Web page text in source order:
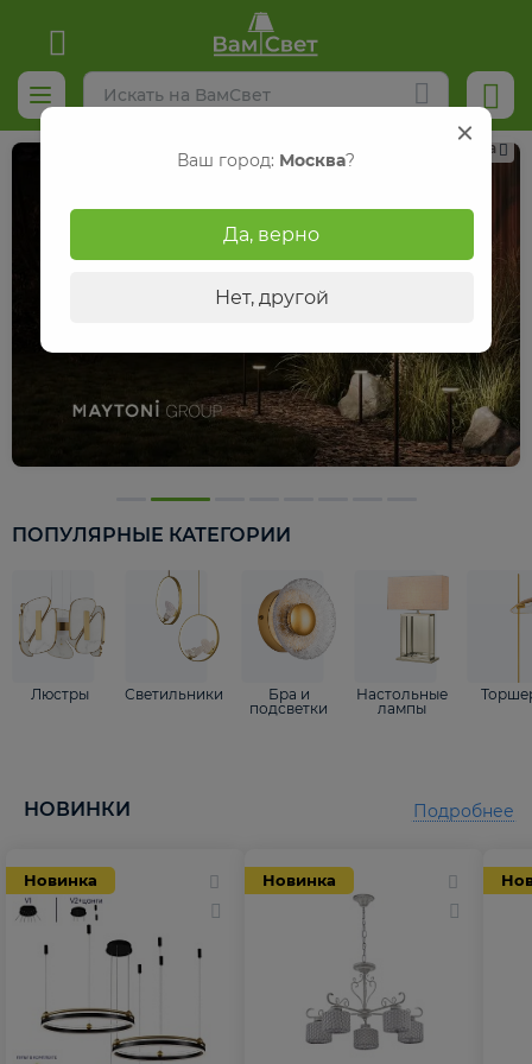
Реклама
ПОПУЛЯРНЫЕ КАТЕГОРИИ
Люстры Светильники
Бра и
подсветки
Настольные
лампы
НОВИНКИ
Новинка Новинка
Подробнее
Ваш город: Москва?
Да, верно
Нет, другой